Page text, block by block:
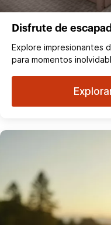
Disfrute de
Explore impresionantes
para momentos